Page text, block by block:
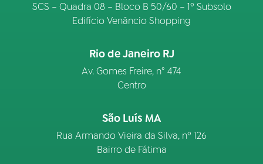
SCS – Quadra 08 – Bloco B 50/60 – 1º Subsolo
Edifício Venâncio Shopping
Rio de Janeiro RJ
Av. Gomes Freire, n° 474
Centro
São Luís MA
Rua Armando Vieira da Silva, nº 126
Bairro de Fátima